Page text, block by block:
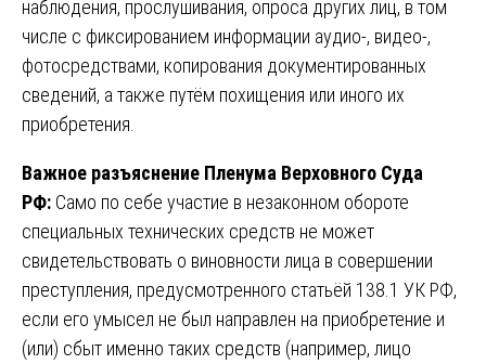
наблюдения, прослушивания, опроса других лиц, в том
числе с фиксированием информации аудио-, видео-,
фотосредствами, копирования документированных
сведений, а также путём похищения или иного их
приобретения.
Важное разъяснение Пленума Верховного Суда
РФ: Само по себе участие в незаконном обороте
специальных технических средств не может
свидетельствовать о виновности лица в совершении
преступления, предусмотренного статьёй 138.1 УК РФ,
если его умысел не был направлен на приобретение и
(или) сбыт именно таких средств (например, лицо